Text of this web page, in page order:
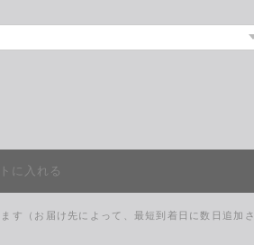
に入れる
す（お届け先によって、最短到着日に数日追加さ